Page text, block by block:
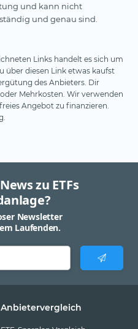
und kann nicht
und genau sind.
Links handelt es sich um
über diesen Link etwas kaufst
des Anbieters. Dir
Mehrkosten. Wir verwenden
Angebot zu finanzieren.
zu ETFs
Newsletter
Laufenden.
Anbietervergleich